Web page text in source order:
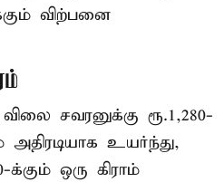
விற்பனை
சவரனுக்கு ரூ.1,280-
அதிரடியாக உயர்ந்து,
க்கும் ஒரு கிராம்